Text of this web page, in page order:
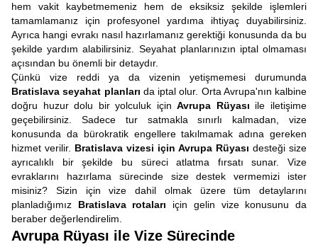
hem vakit kaybetmemeniz hem de eksiksiz şekilde işlemleri
tamamlamanız için profesyonel yardıma ihtiyaç duyabilirsiniz.
Ayrıca hangi evrakı nasıl hazırlamanız gerektiği konusunda da bu
şekilde yardım alabilirsiniz. Seyahat planlarınızın iptal olmaması
açısından bu önemli bir detaydır.
Çünkü vize reddi ya da vizenin yetişmemesi durumunda
Bratislava seyahat planları da iptal olur. Orta Avrupa'nın kalbine
doğru huzur dolu bir yolculuk içinAvrupa Rüyası ile iletişime
geçebilirsiniz. Sadece tur satmakla sınırlı kalmadan, vize
konusunda da bürokratik engellere takılmamak adına gereken
hizmet verilir. Bratislava vizesi için Avrupa Rüyası desteği size
ayrıcalıklı bir şekilde bu süreci atlatma fırsatı sunar. Vize
evraklarını hazırlama sürecinde size destek vermemizi ister
misiniz? Sizin için vize dahil olmak üzere tüm detaylarını
planladığımız Bratislava rotaları için gelin vize konusunu da
beraber değerlendirelim.
Avrupa Rüyası ile Vize Sürecinde